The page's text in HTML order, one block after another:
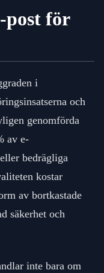
post för
i
och
genomförda
av e-
bedrägliga
kostar
av bortkastade
säkerhet och
inte bara om